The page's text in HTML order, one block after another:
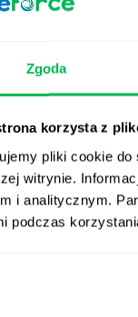
Zgoda
korzysta z
pliki cookie do
witrynie.
i analitycznym.
podczas
pracy z
sekwencje e-
— płacisz tylko
Pulse, Desk, Time)
darmowy